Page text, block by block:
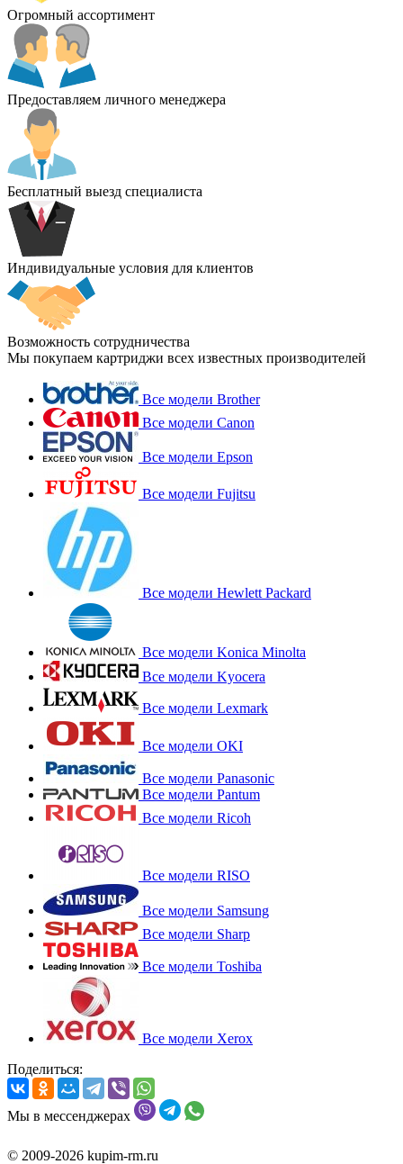
Огромный ассортимент
Предоставляем личного менеджера
Бесплатный выезд специалиста
Индивидуальные условия для клиентов
Возможность сотрудничества
Мы покупаем картриджи всех известных производителей
Все модели Brother
Все модели Canon
Все модели Epson
Все модели Fujitsu
Все модели Hewlett Packard
Все модели Konica Minolta
Все модели Kyocera
Все модели Lexmark
Все модели OKI
Все модели Panasonic
Все модели Pantum
Все модели Ricoh
Все модели RISO
Все модели Samsung
Все модели Sharp
Все модели Toshiba
Все модели Xerox
Поделиться:
Мы в мессенджерах
© 2009-2026 kupim-rm.ru